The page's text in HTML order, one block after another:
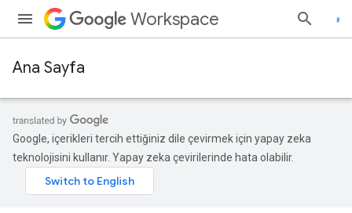
Workspace
Ana Sayfa
Google, içerikleri tercih ettiğiniz dile çevirmek için yapay zeka
teknolojisini kullanır. Yapay zeka çevirilerinde hata olabilir.